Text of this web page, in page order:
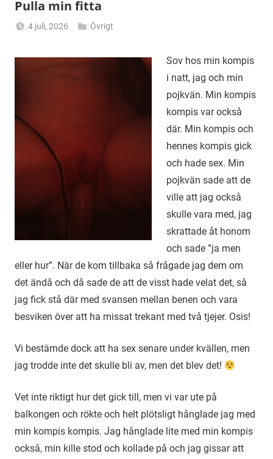
Pulla min fitta
4 juli, 2026
Övrigt
Sov hos min kompis
i natt, jag och min
pojkvän. Min kompis
kompis var också
där. Min kompis och
hennes kompis gick
och hade sex. Min
pojkvän sade att de
ville att jag också
skulle vara med, jag
skrattade åt honom
och sade ”ja men
eller hur”. När de kom tillbaka så frågade jag dem om
det ändå och då sade de att de visst hade velat det, så
jag fick stå där med svansen mellan benen och vara
besviken över att ha missat trekant med två tjejer. Osis!
Vi bestämde dock att ha sex senare under kvällen, men
jag trodde inte det skulle bli av, men det blev det!
Vet inte riktigt hur det gick till, men vi var ute på
balkongen och rökte och helt plötsligt hånglade jag med
min kompis kompis. Jag hånglade lite med min kompis
också, min kille stod och kollade på och jag gissar att